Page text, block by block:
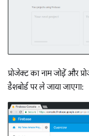
प्रोजेक्ट का नाम जोड़ें और
डैशबोर्ड पर ले जाया जाएगा: